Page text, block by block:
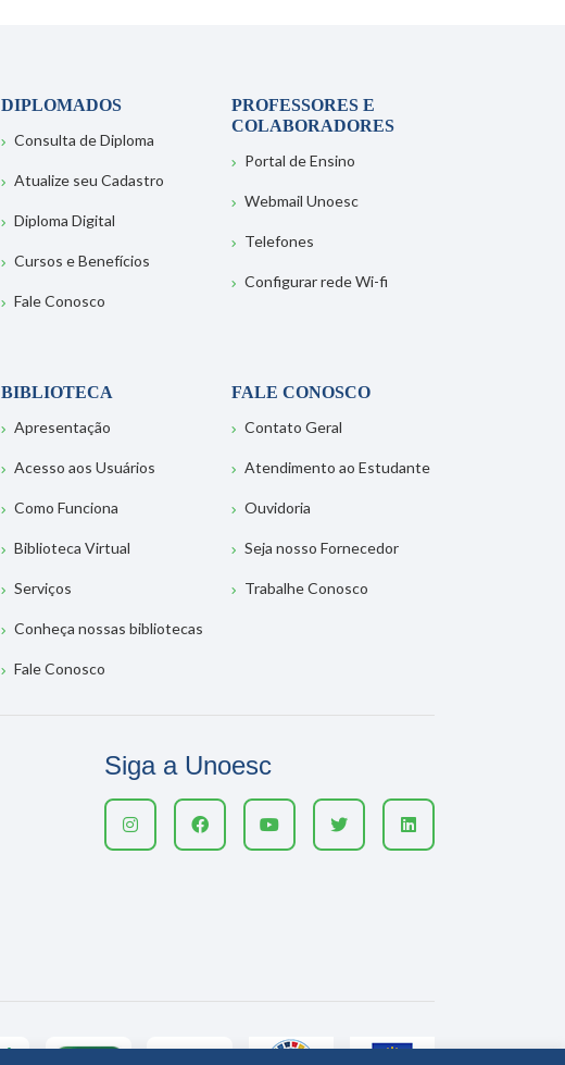
DIPLOMADOS
Consulta de Diploma
Atualize seu Cadastro
Diploma Digital
Cursos e Benefícios
Fale Conosco
PROFESSORES E
COLABORADORES
Portal de Ensino
Webmail Unoesc
Telefones
Configurar rede Wi-fi
BIBLIOTECA
Apresentação
Acesso aos Usuários
Como Funciona
Biblioteca Virtual
Serviços
Conheça nossas bibliotecas
Fale Conosco
FALE CONOSCO
Contato Geral
Atendimento ao Estudante
Ouvidoria
Seja nosso Fornecedor
Trabalhe Conosco
Siga a Unoesc